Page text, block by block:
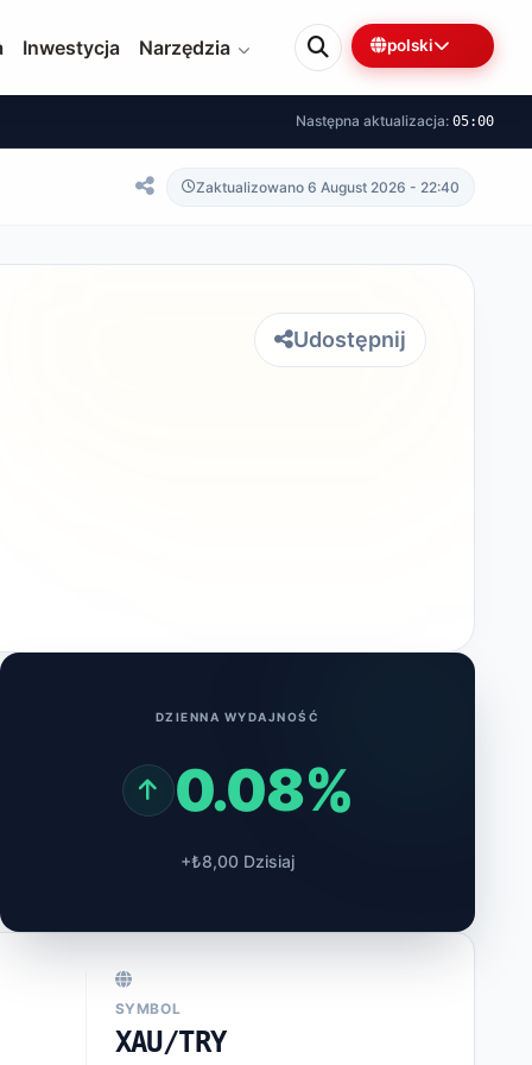
Inwestycja Narzędzia polski
Następna aktualizacja: 05:00
Zaktualizowano 6 August 2026 - 22:40
Udostępnij
DZIENNA WYDAJNOŚĆ
0.08%
+₺8,00 Dzisiaj
SYMBOL
XAU/TRY